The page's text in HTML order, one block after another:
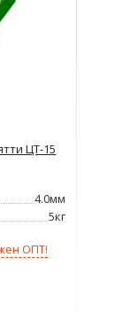
ЦТ-15
4.0мм
5кг
ОПТ!